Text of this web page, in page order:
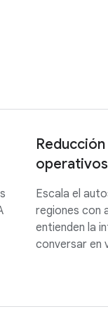
operativos
Escala el
regiones con
entienden la
conversar en